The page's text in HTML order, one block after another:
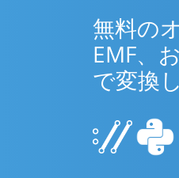
無料の
EMF、
で変換